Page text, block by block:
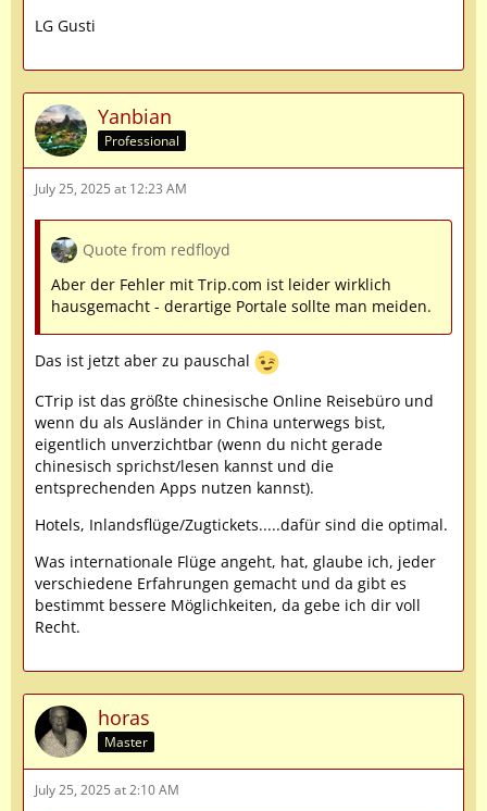
LG Gusti
Yanbian
Professional
July 25, 2025 at 12:23 AM
Quote from redfloyd
Aber der Fehler mit Trip.com ist leider wirklich
hausgemacht - derartige Portale sollte man meiden.
Das ist jetzt aber zu pauschal
CTrip ist das größte chinesische Online Reisebüro und
wenn du als Ausländer in China unterwegs bist,
eigentlich unverzichtbar (wenn du nicht gerade
chinesisch sprichst/lesen kannst und die
entsprechenden Apps nutzen kannst).
Hotels, Inlandsflüge/Zugtickets.....dafür sind die optimal.
Was internationale Flüge angeht, hat, glaube ich, jeder
verschiedene Erfahrungen gemacht und da gibt es
bestimmt bessere Möglichkeiten, da gebe ich dir voll
Recht.
horas
Master
July 25, 2025 at 2:10 AM